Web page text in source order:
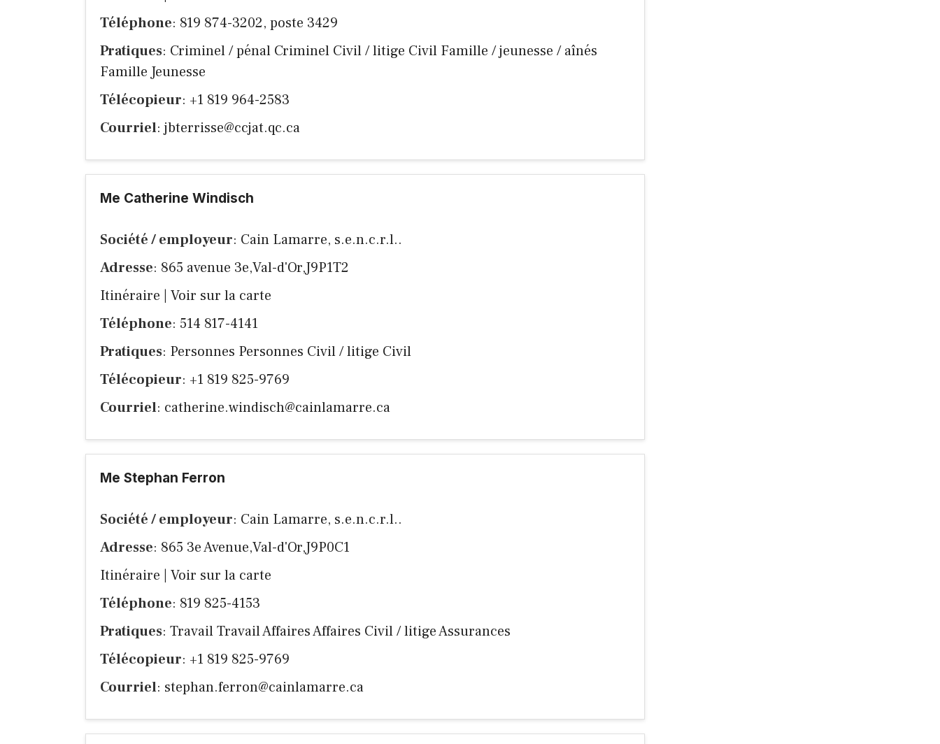
Téléphone: 819 874-3202, poste 3429
Pratiques: Criminel / pénal Criminel Civil / litige Civil Famille / jeunesse / aînés
Famille Jeunesse
Télécopieur: +1 819 964-2583
Courriel:jbterrisse@ccjat.qc.ca
Me Catherine Windisch
Société / employeur: Cain Lamarre, s.e.n.c.r.l..
Adresse: 865 avenue 3e,Val-d'Or,J9P1T2
Itinéraire
Voir sur la carte
Téléphone: 514 817-4141
Pratiques: Personnes Personnes Civil / litige Civil
Télécopieur: +1 819 825-9769
Courriel: catherine.windisch@cainlamarre.ca
Me Stephan Ferron
Société / employeur: Cain Lamarre, s.e.n.c.r.l..
Adresse: 865 3e Avenue,Val-d'Or,J9P0C1
Itinéraire
Voir sur la carte
Téléphone: 819 825-4153
Pratiques: Travail Travail Affaires Affaires Civil / litige Assurances
Télécopieur: +1 819 825-9769
Courriel: stephan.ferron@cainlamarre.ca